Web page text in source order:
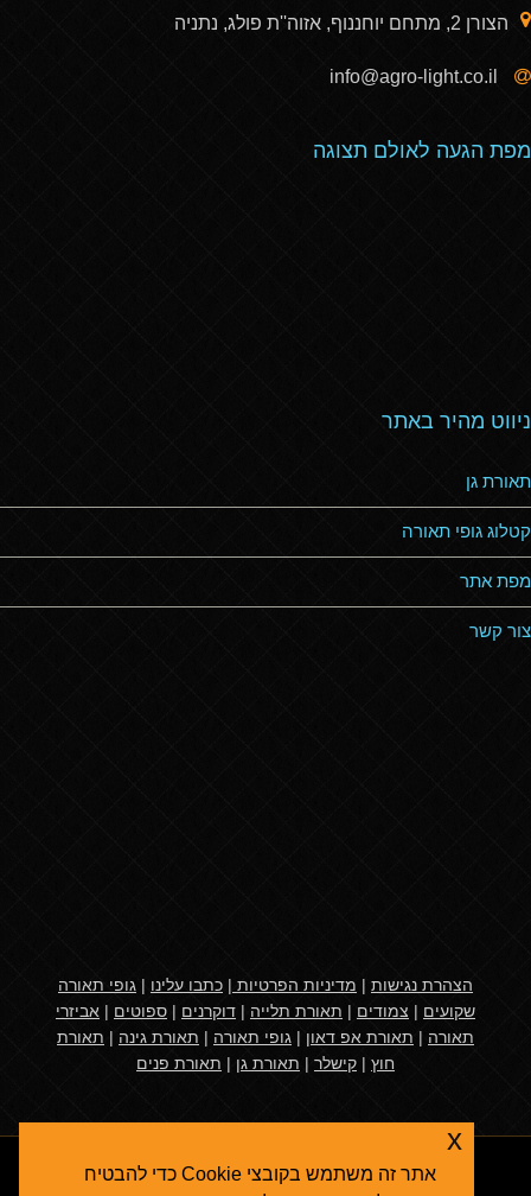
הצורן 2, מתחם יוחננוף, אזוה''ת פולג, נתניה
מפת הגעה לאולם תצוגה
ניווט מהיר באתר
תאורת גן
קטלוג גופי תאורה
מפת אתר
צור קשר
הצהרת נגישות | מדיניות הפרטיות | כתבו עלינו | גופי תאורה
שקועים | צמודים | תאורת תלייה | דוקרנים | ספוטים | אביזרי
תאורה | תאורת אפ דאון | גופי תאורה | תאורת גינה | תאורת
חוץ | קישלר | תאורת גן | תאורת פנים
אתר זה משתמש בקובצי Cookie כדי להבטיח
x